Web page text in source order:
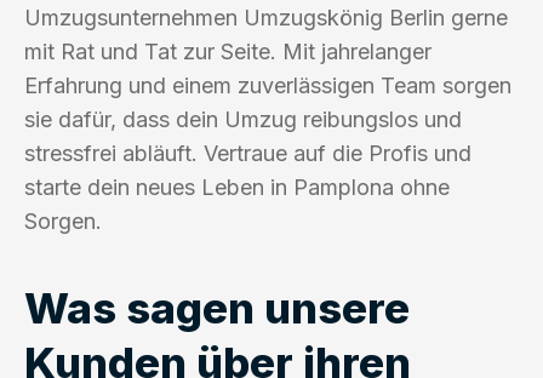
Umzugsunternehmen Umzugskönig Berlin gerne
mit Rat und Tat zur Seite. Mit jahrelanger
Erfahrung und einem zuverlässigen Team sorgen
sie dafür, dass dein Umzug reibungslos und
stressfrei abläuft. Vertraue auf die Profis und
starte dein neues Leben in Pamplona ohne
Sorgen.
Was sagen unsere
Kunden über ihren